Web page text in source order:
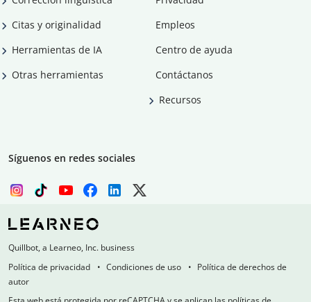
Citas y originalidad
Herramientas de IA
Otras herramientas
Empleos
Centro de ayuda
Contáctanos
Recursos
Síguenos en redes sociales
Quillbot, a Learneo, Inc. business
Política de privacidad
Condiciones de uso
Política de derechos de
autor